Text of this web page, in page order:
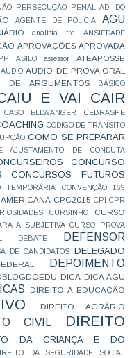
PERSECUÇÃO PENAL
ADI DO
AGENTE DE POLÍCIA AGU
analista tre ANSIEDADE
APROVAÇÕES APROVADA
ASILO assessor ATEAPOSSE
ÁUDIO AUDIO DE PROVA ORAL
DE ARGUMENTOS BÁSICO
E VAI CAIR
CASO ELLWANGER CEBRASPE
CÓDIGO DE TRÂNSITO
COMO SE PREPARAR
AJUSTAMENTO DE CONDUTA
CONCURSO
CONCURSOS FUTUROS
TEMPORÁRIA
CONVENÇÃO 169
CPC2015 CPI CPR
CURSINHO CURSO
A SUBJETIVA
CURSO PROVA
DEBATE
DEFENSOR
DE CANDIDATOS
DELEGADO
DEPOIMENTO
DICA DICA AGU
DIREITO A EDUCAÇÃO
DIREITO AGRÁRIO
CIVIL
DIREITO
DA CRIANÇA E DO
DA SEGURIDADE SOCIAL